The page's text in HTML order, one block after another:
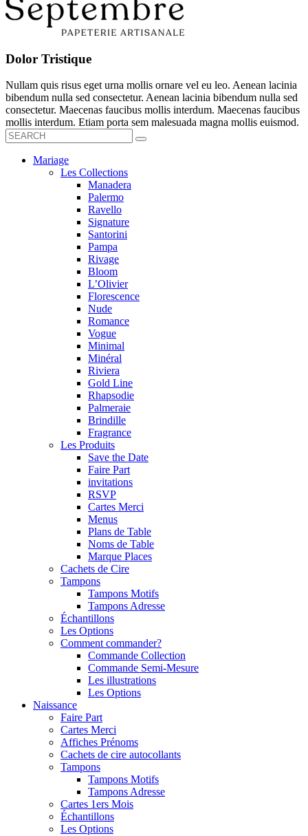
Dolor Tristique
Nullam quis risus eget urna mollis ornare vel eu leo. Aenean lacinia
bibendum nulla sed consectetur. Aenean lacinia bibendum nulla sed
consectetur. Maecenas faucibus mollis interdum. Maecenas faucibus
mollis interdum. Etiam porta sem malesuada magna mollis euismod.
Mariage
Les Collections
Manadera
Palermo
Ravello
Signature
Santorini
Pampa
Rivage
Bloom
L’Olivier
Florescence
Nude
Romance
Vogue
Minimal
Minéral
Riviera
Gold Line
Rhapsodie
Palmeraie
Brindille
Fragrance
Les Produits
Save the Date
Faire Part
invitations
RSVP
Cartes Merci
Menus
Plans de Table
Noms de Table
Marque Places
Cachets de Cire
Tampons
Tampons Motifs
Tampons Adresse
Échantillons
Les Options
Comment commander?
Commande Collection
Commande Semi-Mesure
Les illustrations
Les Options
Naissance
Faire Part
Cartes Merci
Affiches Prénoms
Cachets de cire autocollants
Tampons
Tampons Motifs
Tampons Adresse
Cartes 1ers Mois
Échantillons
Les Options